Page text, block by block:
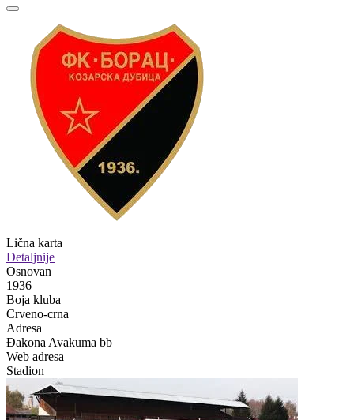
Lična karta
Detaljnije
Osnovan
1936
Boja kluba
Crveno-crna
Adresa
Đakona Avakuma bb
Web adresa
Stadion